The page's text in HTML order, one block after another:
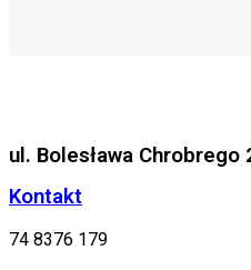
ul. Bolesława
Kontakt
74 8376 179